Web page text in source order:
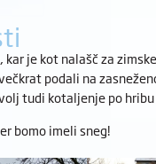
je kot nalašč za
podali na
tudi kotaljenje po
bomo imeli sneg!